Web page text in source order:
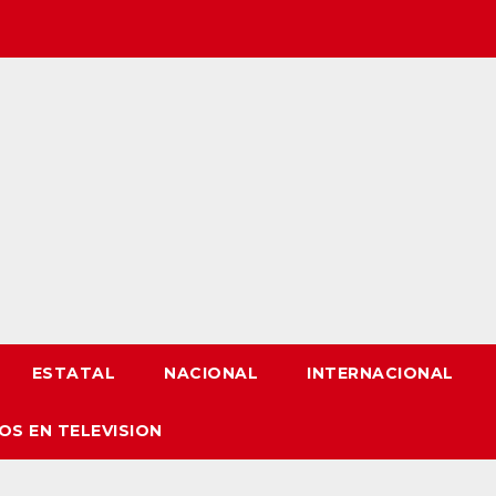
ESTATAL NACIONAL INTERNACIONAL
EN TELEVISION